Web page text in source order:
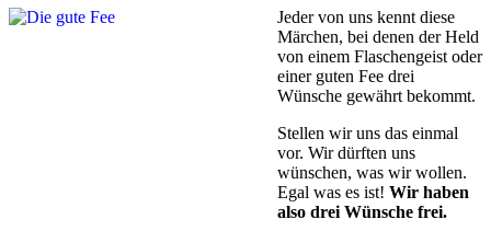
Jeder von uns kennt diese
Märchen, bei denen der Held
von einem Flaschengeist oder
einer guten Fee drei
Wünsche gewährt bekommt.
Stellen wir uns das einmal
vor. Wir dürften uns
wünschen, was wir wollen.
Egal was es ist! Wir haben
also drei Wünsche frei.